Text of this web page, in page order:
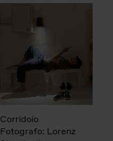
Corridoio
Fotografo: Lorenz